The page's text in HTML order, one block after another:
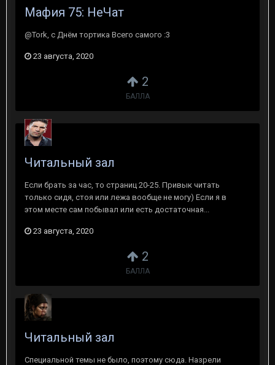
2
БАЛЛА
Мафия 75: НеЧат
@Tork, с Днём тортика Всего самого :3
23 августа, 2020
2
БАЛЛА
Читальный зал
Если брать за час, то страниц 20-25. Привык читать
только сидя, стоя или лежа вообще не могу) Если я в
этом месте сам побывал или есть достаточная...
23 августа, 2020
Читальный зал
Специальной темы не было, поэтому сюда. Назрели